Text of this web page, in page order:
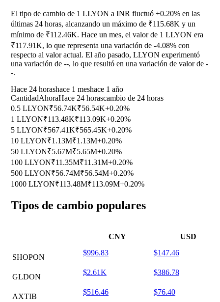
El tipo de cambio de 1 LLYON a INR fluctuó +0.20% en las
últimas 24 horas, alcanzando un máximo de ₹115.68K y un
mínimo de ₹112.46K. Hace un mes, el valor de 1 LLYON era
₹117.91K, lo que representa una variación de -4.08% con
respecto al valor actual. El año pasado, LLYON experimentó
una variación de --, lo que resultó en una variación de valor de -
-.
Hace 24 horashace 1 meshace 1 año
CantidadAhoraHace 24 horascambio de 24 horas
0.5 LLYON₹56.74K₹56.54K+0.20%
1 LLYON₹113.48K₹113.09K+0.20%
5 LLYON₹567.41K₹565.45K+0.20%
10 LLYON₹1.13M₹1.13M+0.20%
50 LLYON₹5.67M₹5.65M+0.20%
100 LLYON₹11.35M₹11.31M+0.20%
500 LLYON₹56.74M₹56.54M+0.20%
1000 LLYON₹113.48M₹113.09M+0.20%
Tipos de cambio populares
CNY USD
SHOPON
$996.83 $147.46
GLDON
$2.61K $386.78
AXTIB
$516.46 $76.40